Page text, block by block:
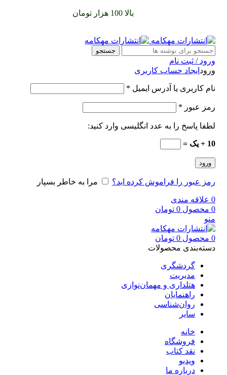
بالا 100 هزار تومان
جستجو
ورود / ثبت نام
ورود ایجاد حساب کاربری
نام کاربری یا آدرس ایمیل *
رمز عبور *
لطفا پاسخ را به عدد انگلیسی وارد کنید:
10 + یک =
ورود
رمز عبور را فراموش کرده اید؟ مرا به خاطر بسپار
0 علاقه مندی
0 محصول 0 تومان
منو
0 محصول 0 تومان
دسته‌بندی محصولات
گردشگری
مدیریت
هتلداری و مهمان‌نوازی
راهنمایان
روان‌شناسی
سایر
خانه
فروشگاه
نقد کتاب
ویدیو
درباره‌ ما